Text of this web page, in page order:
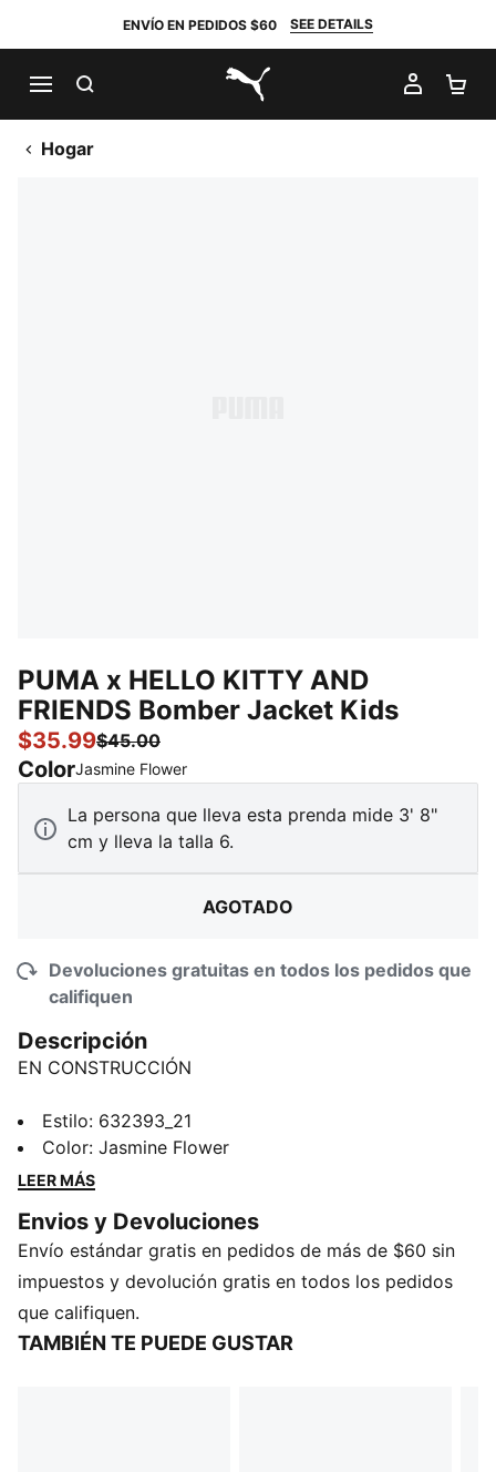
ENVÍO EN PEDIDOS $60 SEE DETAILS
PUMA.com
MI
Hogar
PUMA x HELLO KITTY AND
FRIENDS Bomber Jacket Kids
$35.99$45.00
ColorJasmine Flower:
La persona que lleva esta prenda mide 3' 8"
cm y lleva la talla 6.
AGOTADO
Devoluciones gratuitas en todos los pedidos que
califiquen
Descripción
EN CONSTRUCCIÓN
Estilo: 632393_21
Color: Jasmine Flower
LEER MÁS
Envios y Devoluciones
Envío estándar gratis en pedidos de más de $60 sin
impuestos y devolución gratis en todos los pedidos
que califiquen.
TAMBIÉN TE PUEDE GUSTAR